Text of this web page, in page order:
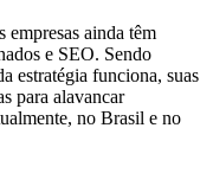
ainda têm
e SEO. Sendo
estratégia funciona, suas
para alavancar
no Brasil e no